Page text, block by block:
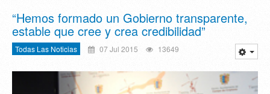
“Hemos formado un Gobierno transparente,
estable que cree y crea credibilidad”
Todas Las Noticias 07 Jul 2015 13649